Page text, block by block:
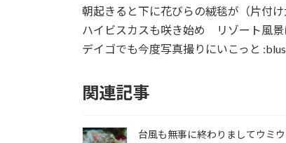
朝起きると下に花びらの絨毯が（片付け
ハイビスカスも咲き始め リゾート風景
デイゴでも今度写真撮りにいこっと
関連記事
台風も無事に終わりましてウミウ